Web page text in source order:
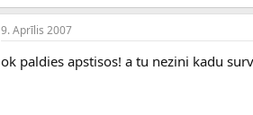
9. Aprīlis 2007
ok paldies apstisos! a tu nezini kadu